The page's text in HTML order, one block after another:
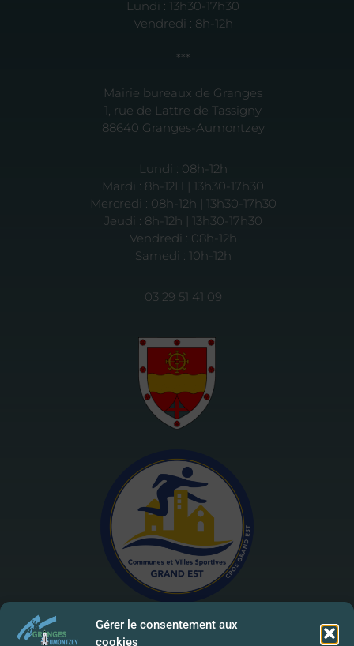
Gérer le consentement aux
cookies
Lundi : 13h30-17h30
Vendredi : 8h-12h
***
Mairie bureaux de Granges
1, rue de Lattre de Tassigny
88640 Granges-Aumontzey
Lundi : 08h-12h
Mardi : 8h-12H | 13h30-17h30
Mercredi : 08h-12h | 13h30-17h30
Jeudi : 8h-12h | 13h30-17h30
Vendredi : 08h-12h
Samedi : 10h-12h
03 29 51 41 09